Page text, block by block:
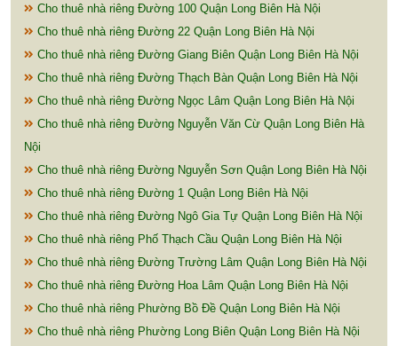
Cho thuê nhà riêng Đường 100 Quận Long Biên Hà Nội
Cho thuê nhà riêng Đường 22 Quận Long Biên Hà Nội
Cho thuê nhà riêng Đường Giang Biên Quận Long Biên Hà Nội
Cho thuê nhà riêng Đường Thạch Bàn Quận Long Biên Hà Nội
Cho thuê nhà riêng Đường Ngọc Lâm Quận Long Biên Hà Nội
Cho thuê nhà riêng Đường Nguyễn Văn Cừ Quận Long Biên Hà
Nội
Cho thuê nhà riêng Đường Nguyễn Sơn Quận Long Biên Hà Nội
Cho thuê nhà riêng Đường 1 Quận Long Biên Hà Nội
Cho thuê nhà riêng Đường Ngô Gia Tự Quận Long Biên Hà Nội
Cho thuê nhà riêng Phố Thạch Cầu Quận Long Biên Hà Nội
Cho thuê nhà riêng Đường Trường Lâm Quận Long Biên Hà Nội
Cho thuê nhà riêng Đường Hoa Lâm Quận Long Biên Hà Nội
Cho thuê nhà riêng Phường Bồ Đề Quận Long Biên Hà Nội
Cho thuê nhà riêng Phường Long Biên Quận Long Biên Hà Nội